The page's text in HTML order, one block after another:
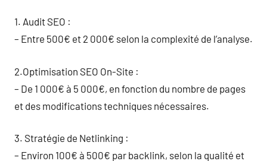
1. Audit SEO :
– Entre 500€ et 2 000€ selon la complexité de l’analyse.
2.Optimisation SEO On-Site :
– De 1 000€ à 5 000€, en fonction du nombre de pages
et des modifications techniques nécessaires.
3. Stratégie de Netlinking :
– Environ 100€ à 500€ par backlink, selon la qualité et